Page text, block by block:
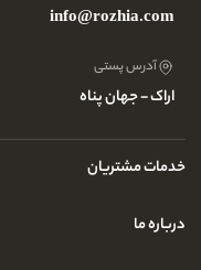
info@rozhia.com
آدرس پستی
اراک - جهان پناه
خدمات مشتریان
حریم خصوصی کاربران
درباره ما